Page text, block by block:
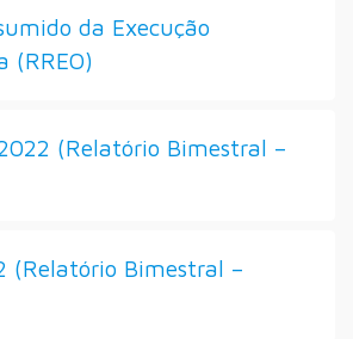
da Execução
(RREO)
(Relatório Bimestral –
(Relatório Bimestral –